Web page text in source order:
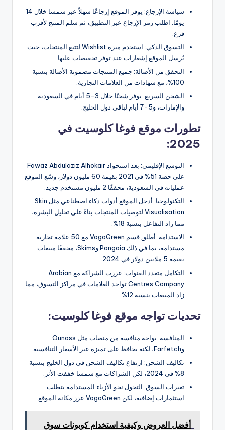
سياسة الإرجاع: يوفر الموقع إرجاعًا سهلاً عبر سمسا خلال 14
يومًا. اطلب رمز الإرجاع عبر التطبيق، ثم سلم المنتج لأقرب
فرع.
التسوق الذكي: استخدم ميزة Wishlist لتتبع المنتجات، حيث
يُرسل الموقع إشعارات عند توفر تخفيضات عليها.
التحقق من الأصالة: جميع المنتجات مضمونة الأصالة بنسبة
100%، مع شهادات من العلامات التجارية.
الشحن السريع: يوفر شحنًا خلال 3-5 أيام في السعودية
والإمارات، و5-7 أيام لباقي دول الخليج.
تطورات موقع فوغا كلوسيت في
2025:
التوسع الإقليمي: بعد استحواذ Fawaz Abdulaziz Alhokair
على حصة 51% في 2021 بقيمة 60 مليون دولار، وسّع الموقع
عملياته في السعودية، محققًا 2 مليون مستخدم جديد.
التكنولوجيا: أدخل الموقع أدوات ذكاء اصطناعي مثل Skin
Visualisation لتوصيات المنتجات بناءً على تحليل البشرة،
مما زاد التفاعل بنسبة 18%.
الاستدامة: أطلق قسم VogaGreen مع 50 علامة تجارية
مستدامة، بما في ذلك Pangaia وSkims، محققًا مبيعات
بقيمة 5 ملايين دولار في 2024.
التكامل متعدد القنوات: عززت الشراكة مع Arabian
Centres Company تواجد العلامات في مراكز التسوق، مما
زاد المبيعات بنسبة 12%.
تحديات تواجه موقع فوغا كلوسيت:
المنافسة: يواجه منافسة من منصات مثل Ounass
وFarfetch، لكنه يحافظ على تميزه عبر الأسعار التنافسية.
تكاليف الشحن: ارتفاع تكاليف الشحن في دول الخليج بنسبة
8% في 2024، لكن الشراكات مع سمسا خففت الأثر.
تغيرات السوق: التحول نحو الأزياء المستدامة يتطلب
استثمارات إضافية، لكن VogaGreen عزز مكانة الموقع.
أفضل العروض وكيفية استخدام كوبونات سوق